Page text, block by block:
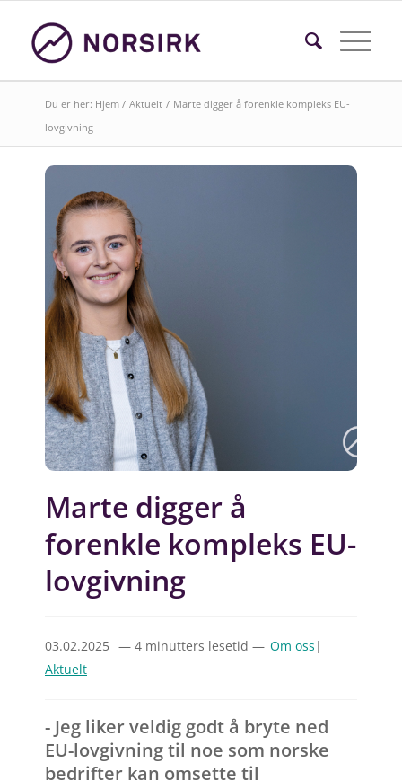
Du er her: Hjem / Aktuelt / Marte digger å forenkle kompleks EU-
lovgivning
Marte digger å
forenkle kompleks EU-
lovgivning
03.02.2025 — 4 minutters lesetid — Om oss |
Aktuelt
- Jeg liker veldig godt å bryte ned
EU-lovgivning til noe som norske
bedrifter kan omsette til